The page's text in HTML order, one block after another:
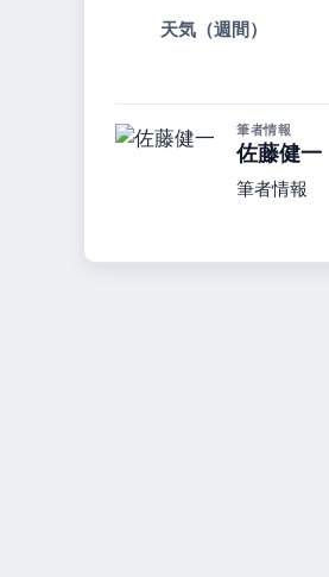
天気（週間）
筆者情報
佐藤健一
筆者情報